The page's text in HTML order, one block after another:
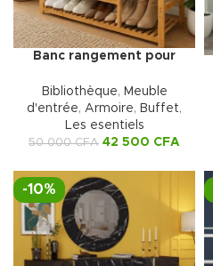
Banc rangement pour
Bibliothèque, Meuble
d'entrée, Armoire, Buffet,
Les esentiels
50 000CFA 42 500 CFA
-10%